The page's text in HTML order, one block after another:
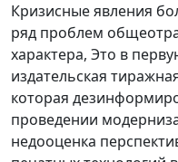
Кризисные явления
ряд проблем
характера, Это в
издательская
которая
проведении
недооценка